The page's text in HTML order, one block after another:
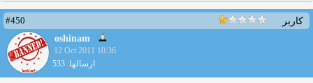
کاربر
#450
oshinam
12 Oct 2011 10:36
ارسالها: 533